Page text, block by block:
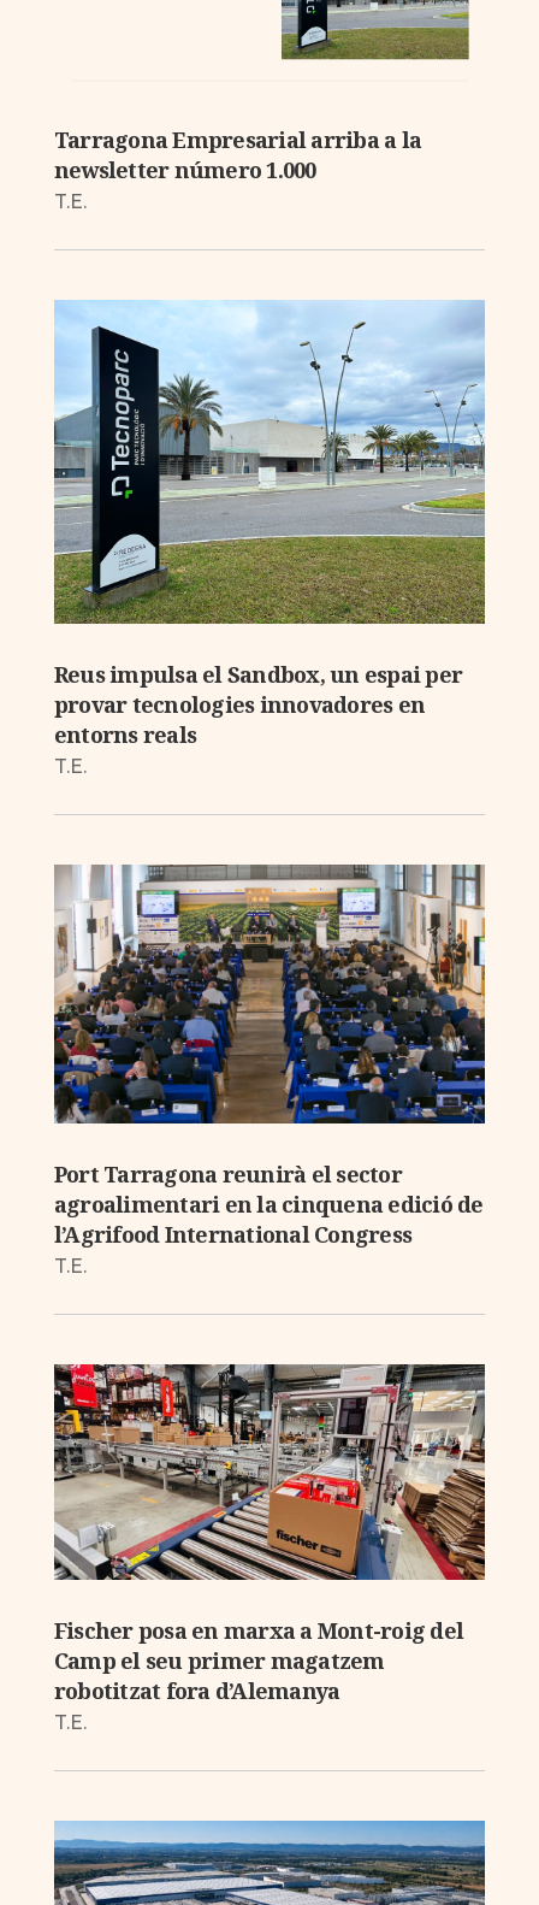
Tarragona Empresarial arriba a la
newsletter número 1.000
T.E.
Reus impulsa el Sandbox, un espai per
provar tecnologies innovadores en
entorns reals
T.E.
Port Tarragona reunirà el sector
agroalimentari en la cinquena edició de
l’Agrifood International Congress
T.E.
Fischer posa en marxa a Mont-roig del
Camp el seu primer magatzem
robotitzat fora d’Alemanya
T.E.